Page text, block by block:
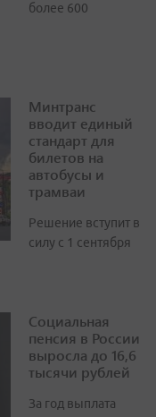
более 600
Минтранс
вводит единый
стандарт для
билетов на
автобусы и
трамваи
Решение вступит в
силу с 1 сентября
Социальная
пенсия в России
выросла до 16,6
тысячи рублей
За год выплата